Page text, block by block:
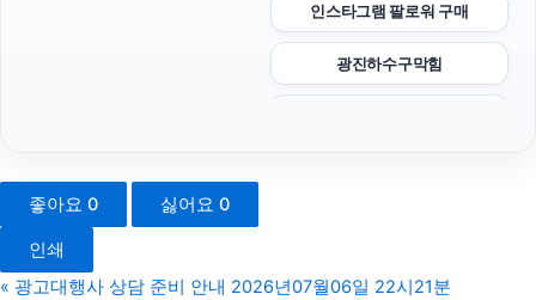
인스타그램 팔로워 구매
광진하수구막힘
수원피부과
좋아요 0 싫어요 0
인쇄
« 광고대행사 상담 준비 안내 2026년07월06일 22시21분